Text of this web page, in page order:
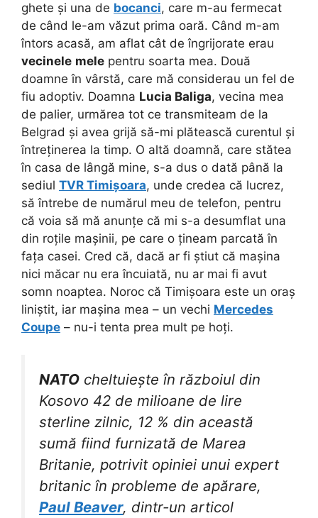
ghete și una de bocanci, care m-au fermecat
de când le-am văzut prima oară. Când m-am
întors acasă, am aflat cât de îngrijorate erau
vecinele mele pentru soarta mea. Două
doamne în vârstă, care mă considerau un fel de
fiu adoptiv. Doamna Lucia Baliga, vecina mea
de palier, urmărea tot ce transmiteam de la
Belgrad și avea grijă să-mi plătească curentul și
întreținerea la timp. O altă doamnă, care stătea
în casa de lângă mine, s-a dus o dată până la
sediul TVR Timișoara, unde credea că lucrez,
să întrebe de numărul meu de telefon, pentru
că voia să mă anunțe că mi s-a desumflat una
din roțile mașinii, pe care o țineam parcată în
fața casei. Cred că, dacă ar fi știut că mașina
nici măcar nu era încuiată, nu ar mai fi avut
somn noaptea. Noroc că Timișoara este un oraș
liniștit, iar mașina mea – un vechi Mercedes
Coupe – nu-i tenta prea mult pe hoți.
NATO cheltuiește în războiul din
Kosovo 42 de milioane de lire
sterline zilnic, 12 % din această
sumă fiind furnizată de Marea
Britanie, potrivit opiniei unui expert
britanic în probleme de apărare,
Paul Beaver, dintr-un articol